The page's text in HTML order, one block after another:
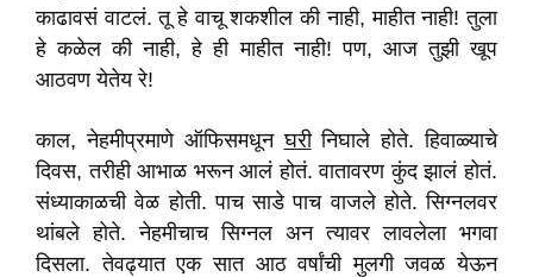
काढावसं वाटलं. तू हे वाचू शकशील की नाही, माहीत नाही! तुला
हे कळेल की नाही, हे ही माहीत नाही! पण, आज तुझी खूप
आठवण येतेय रे!
काल, नेहमीप्रमाणे ऑफिसमधूनघरीनिघाले होते. हिवाळ्याचे
दिवस, तरीही आभाळ भरून आलं होतं. वातावरण कुंद झालं होतं.
संध्याकाळची वेळ होती. पाच साडे पाच वाजले होते. सिग्नलवर
थांबले होते. नेहमीचाच सिग्नल अन त्यावर लावलेला भगवा
दिसला. तेवढ्यात एक सात आठ वर्षांची मुलगी जवळ येऊन